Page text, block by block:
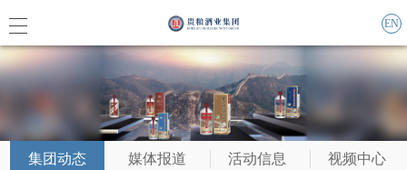
EN
集团概
集团动态 媒体报道 活动信息 视频中心